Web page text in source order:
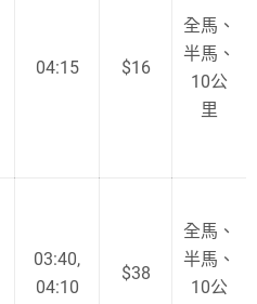
04:15 $16
全馬、
半馬、
10公
里
03:40,
04:10
$38
全馬、
半馬、
10公